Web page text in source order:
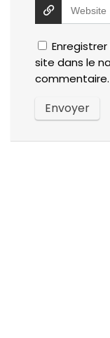
site dans le
commentaire.